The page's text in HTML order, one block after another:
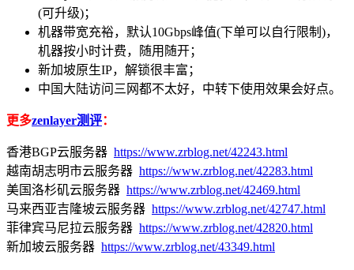
(可升级)；
机器带宽充裕，默认10Gbps峰值(下单可以自行限制)，
机器按小时计费，随用随开；
新加坡原生IP，解锁很丰富；
中国大陆访问三网都不太好，中转下使用效果会好点。
更多zenlayer测评：
香港BGP云服务器 https://www.zrblog.net/42243.html
越南胡志明市云服务器 https://www.zrblog.net/42283.html
美国洛杉矶云服务器 https://www.zrblog.net/42469.html
马来西亚吉隆坡云服务器 https://www.zrblog.net/42747.html
菲律宾马尼拉云服务器 https://www.zrblog.net/42820.html
新加坡云服务器 https://www.zrblog.net/43349.html